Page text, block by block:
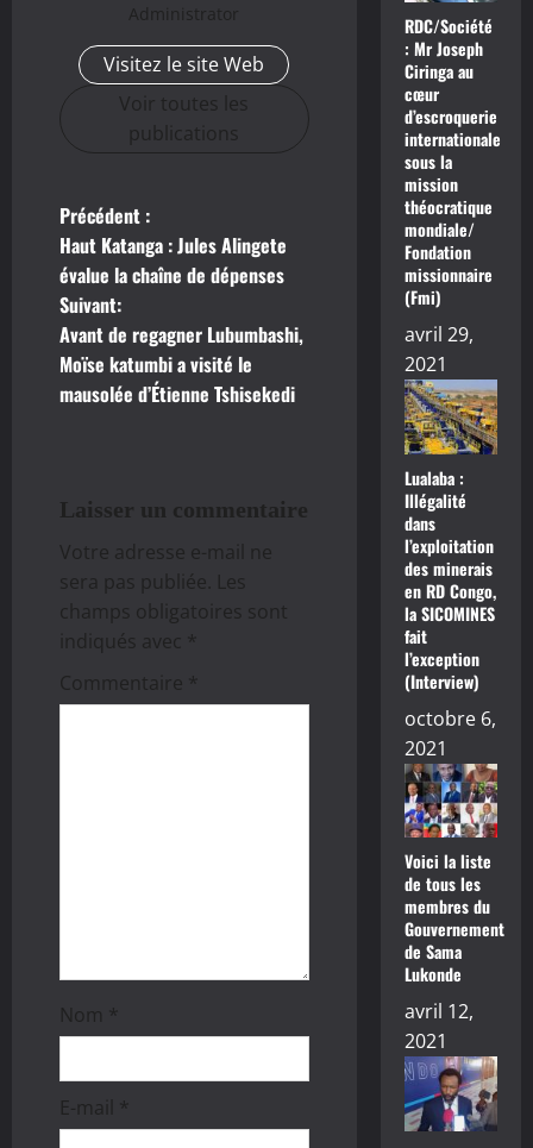
Administrator
Visitez le site Web
Voir toutes les
publications
N
a
v
i
t
i
o
n
i
c
l
e
Précédent :
Haut Katanga : Jules Alingete
évalue la chaîne de dépenses
Suivant:
Avant de regagner Lubumbashi,
Moïse katumbi a visité le
mausolée d’Étienne Tshisekedi
Laisser un commentaire
Votre adresse e-mail ne
sera pas publiée. Les
champs obligatoires sont
indiqués avec *
Commentaire *
Nom *
E-mail *
RDC/Société
: Mr Joseph
Ciringa au
cœur
d’escroquerie
internationale
sous la
mission
théocratique
mondiale/
Fondation
missionnaire
(Fmi)
avril 29,
2021
Lualaba :
Illégalité
dans
l’exploitation
des minerais
en RD Congo,
la SICOMINES
fait
l’exception
(Interview)
octobre 6,
2021
Voici la liste
de tous les
membres du
Gouvernement
de Sama
Lukonde
avril 12,
2021